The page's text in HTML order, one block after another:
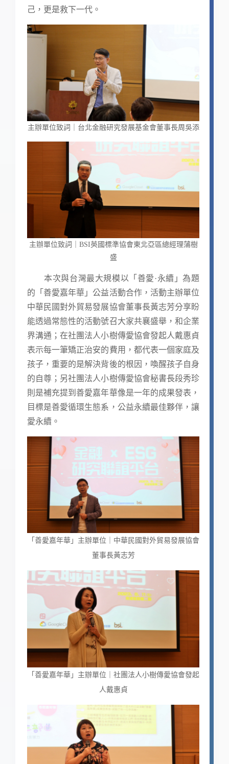
己，更是救下一代。
主辦單位致詞｜台北金融研究發展基金會董事長周吳添
主辦單位致詞｜BSI英國標準協會東北亞區總經理蒲樹
盛
本次與台灣最大規模以「善愛·永續」為題
的「善愛嘉年華」公益活動合作，活動主辦單位
中華民國對外貿易發展協會董事長黃志芳分享盼
能透過常態性的活動號召大家共襄盛舉，和企業
界溝通；在社團法人小樹傳愛協會發起人戴惠貞
表示每一筆矯正治安的費用，都代表一個家庭及
孩子，重要的是解決背後的根因，喚醒孩子自身
的自尊；另社團法人小樹傳愛協會秘書長段秀珍
則是補充提到善愛嘉年華像是一年的成果發表，
目標是善愛循環生態系，公益永續最佳夥伴，讓
愛永續。
「善愛嘉年華」主辦單位｜中華民國對外貿易發展協會
董事長黃志芳
「善愛嘉年華」主辦單位｜社團法人小樹傳愛協會發起
人戴惠貞